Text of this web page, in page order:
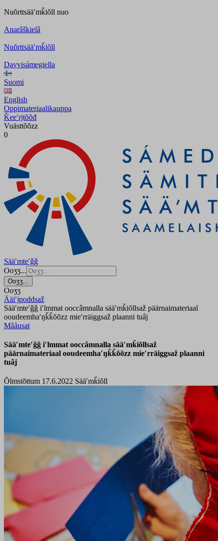
Nuõrttsääʹmǩiõll nuo
Anarâškielâ
Nuõrttsääʹmǩiõll
Davvisámegiella
Suomi
English
Oppimateriaalikauppa
Ǩeeʹrjtõõđ
Vuästtõõzz
0
Sääʹmteʹǧǧ
Ooʒʒ...
Ooʒʒ...
Ooʒʒ
Ääiʹjpoddsaž
Sääʹmteʹǧǧ iʹlmmat ooccâmnalla sääʹmǩiõllsaž päärnaimateriaal
ooudeemhaʹŋǩǩõõzz mieʹrräiggsaž plaanni tuâj
Mååusat
Sääʹmteʹǧǧ iʹlmmat ooccâmnalla sääʹmǩiõllsaž
päärnaimateriaal ooudeemhaʹŋǩǩõõzz mieʹrräiggsaž plaanni
tuâj
Õlmstõttum 17.6.2022 Sääʹmǩiõll